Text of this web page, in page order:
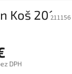
20´ 211156
DPH